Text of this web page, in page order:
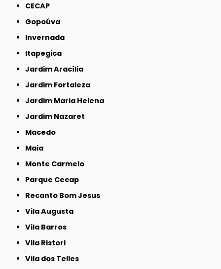
CECAP
Gopoúva
Invernada
Itapegica
Jardim Aracília
Jardim Fortaleza
Jardim Maria Helena
Jardim Nazaret
Macedo
Maia
Monte Carmelo
Parque Cecap
Recanto Bom Jesus
Vila Augusta
Vila Barros
Vila Ristori
Vila dos Telles